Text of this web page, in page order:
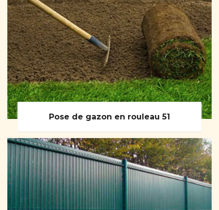
Pose de gazon en rouleau 51